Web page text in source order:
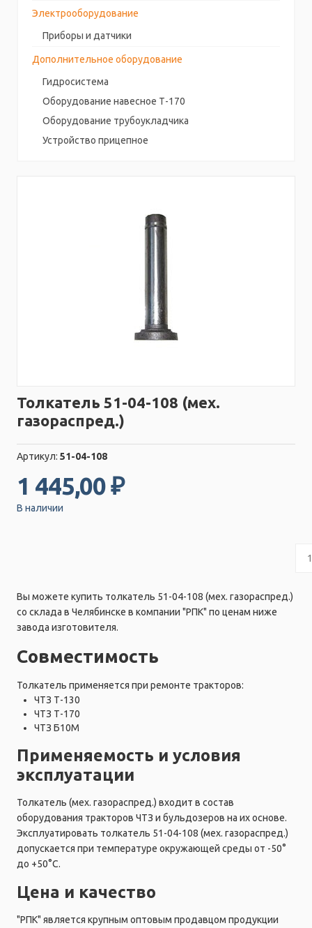
Электрооборудование
Приборы и датчики
Дополнительное оборудование
Гидросистема
Оборудование навесное Т-170
Оборудование трубоукладчика
Устройство прицепное
Толкатель 51-04-108 (мех.
газораспред.)
Артикул: 51-04-108
1 445,00 ₽
В наличии
Вы можете купить толкатель 51-04-108 (мех. газораспред.)
со склада в Челябинске в компании "РПК" по ценам ниже
завода изготовителя.
Совместимость
Толкатель применяется при ремонте тракторов:
ЧТЗ Т-130
ЧТЗ Т-170
ЧТЗ Б10М
Применяемость и условия
эксплуатации
Толкатель (мех. газораспред.) входит в состав
оборудования тракторов ЧТЗ и бульдозеров на их основе.
Эксплуатировать толкатель 51-04-108 (мех. газораспред.)
допускается при температуре окружающей среды от -50°
до +50°C.
Цена и качество
"РПК" является крупным оптовым продавцом продукции